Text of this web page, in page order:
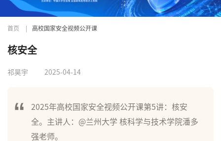
首页 高校国家安全视频公开课
核安全
祁昊宇 2025-04-14
2025年高校国家安全视频公开课第5讲：核安
全。主讲人：@兰州大学 核科学与技术学院潘多
强老师。